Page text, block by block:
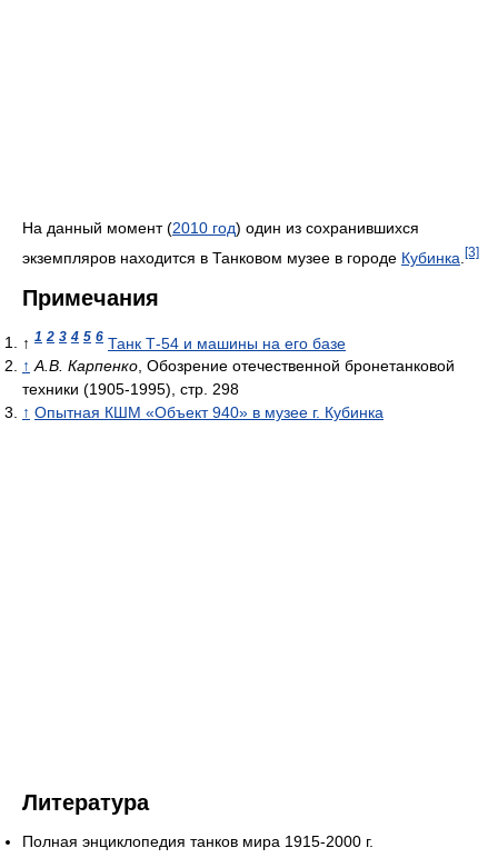
На данный момент (2010 год) один из сохранившихся
экземпляров находится в Танковом музее в городе Кубинка [3]
Примечания
↑ 1 2 3 4 5 6 Танк Т-54 и машины на его базе
↑ А.В. Карпенко, Обозрение отечественной бронетанковой
техники (1905-1995), стр. 298
↑ Опытная КШМ «Объект 940» в музее г. Кубинка
Литература
Полная энциклопедия танков мира 1915-2000 г.